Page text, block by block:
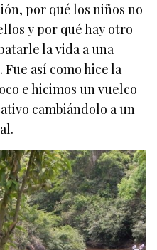
por qué los niños no
y por qué hay otro
la vida a una
así como hice la
e hicimos un vuelco
cambiándolo a un